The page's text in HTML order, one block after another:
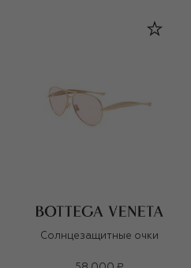
Солнцезащитные очки